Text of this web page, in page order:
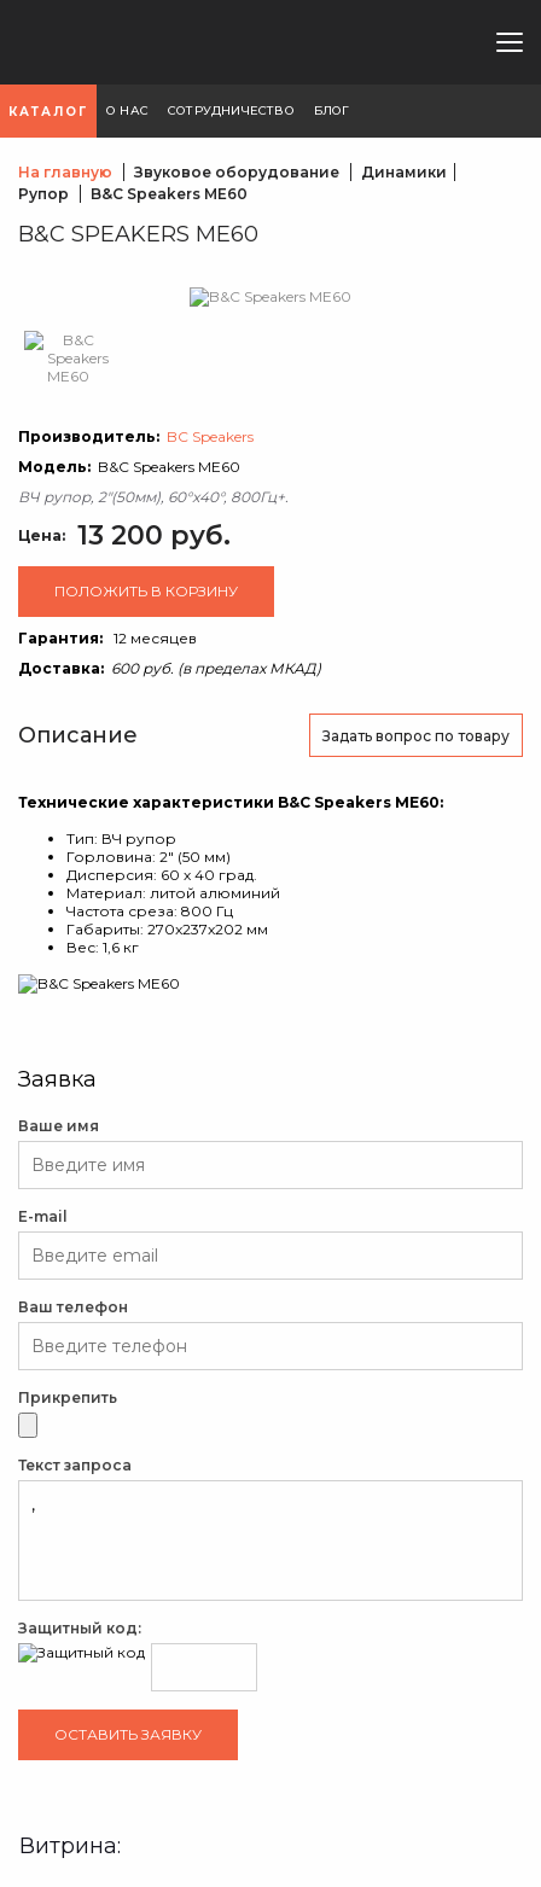
КАТАЛОГ О НАС СОТРУДНИЧЕСТВО БЛОГ
На главную Звуковое оборудование
Динамики
Рупор
B&C Speakers ME60
B&C SPEAKERS ME60
Производитель: BC Speakers
Модель: B&C Speakers ME60
ВЧ рупор, 2"(50мм), 60°x40°, 800Гц+.
Цена: 13 200 руб.
ПОЛОЖИТЬ В КОРЗИНУ
Гарантия: 12 месяцев
Доставка: 600 руб. (в пределах МКАД)
Описание Задать вопрос по товару
Технические характеристики B&C Speakers ME60:
Тип: ВЧ рупор
Горловина: 2" (50 мм)
Дисперсия: 60 х 40 град.
Материал: литой алюминий
Частота среза: 800 Гц
Габариты: 270x237x202 мм
Вес: 1,6 кг
Заявка
Ваше имя
E-mail
Ваш телефон
Прикрепить
Текст запроса
Защитный код:
Витрина: